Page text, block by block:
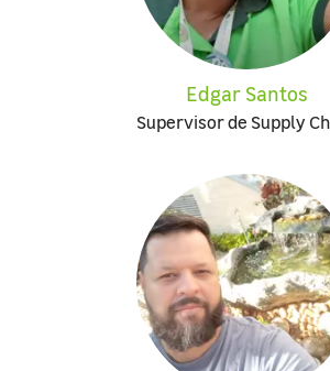
Edgar Santos
Supervisor de Supply